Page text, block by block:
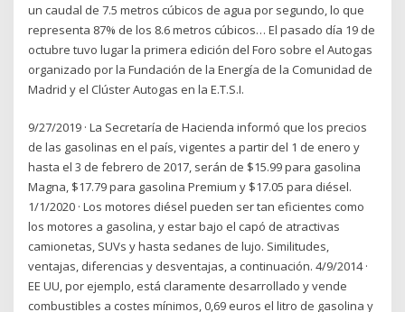
un caudal de 7.5 metros cúbicos de agua por segundo, lo que
representa 87% de los 8.6 metros cúbicos… El pasado día 19 de
octubre tuvo lugar la primera edición del Foro sobre el Autogas
organizado por la Fundación de la Energía de la Comunidad de
Madrid y el Clúster Autogas en la E.T.S.I.
9/27/2019 · La Secretaría de Hacienda informó que los precios
de las gasolinas en el país, vigentes a partir del 1 de enero y
hasta el 3 de febrero de 2017, serán de $15.99 para gasolina
Magna, $17.79 para gasolina Premium y $17.05 para diésel.
1/1/2020 · Los motores diésel pueden ser tan eficientes como
los motores a gasolina, y estar bajo el capó de atractivas
camionetas, SUVs y hasta sedanes de lujo. Similitudes,
ventajas, diferencias y desventajas, a continuación. 4/9/2014 ·
EE UU, por ejemplo, está claramente desarrollado y vende
combustibles a costes mínimos, 0,69 euros el litro de gasolina y